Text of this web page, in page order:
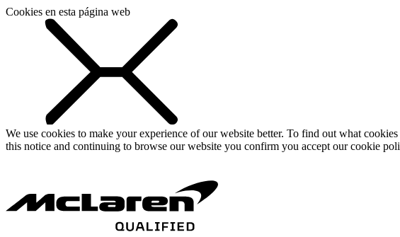
Cookies en esta página web
We use cookies to make your experience of our website better. To find out what
this notice and continuing to browse our website you confirm you accept our cookie